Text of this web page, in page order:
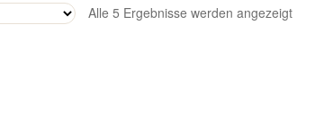
Alle 5 Ergebnisse werden angezeigtNach